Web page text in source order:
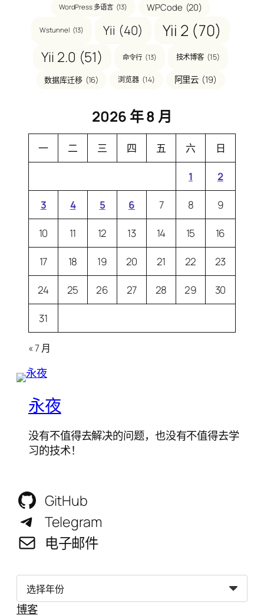
WordPress 多语言 (13) WPCode (20)
Wstunnel (13) Yii (40) Yii 2 (70)
Yii 2.0 (51) 命令行 (13) 技术博客 (15)
数据库迁移 (16) 浏览器 (14) 阿里云 (19)
2026 年 8 月
一 二 三 四 五 六 日
1 2
3 4 5 6 7 8 9
10 11 12 13 14 15 16
17 18 19 20 21 22 23
24 25 26 27 28 29 30
31
« 7 月
永夜
没有不值得去解决的问题，也没有不值得去学
习的技术！
GitHub
Telegram
电子邮件
归
档
博客